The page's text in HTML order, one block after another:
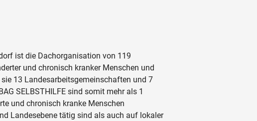
ist die Dachorganisation von 119
und chronisch kranker Menschen und
13 Landesarbeitsgemeinschaften und 7
SELBSTHILFE sind somit mehr als 1
und chronisch kranke Menschen
Landesebene tätig sind als auch auf lokaler